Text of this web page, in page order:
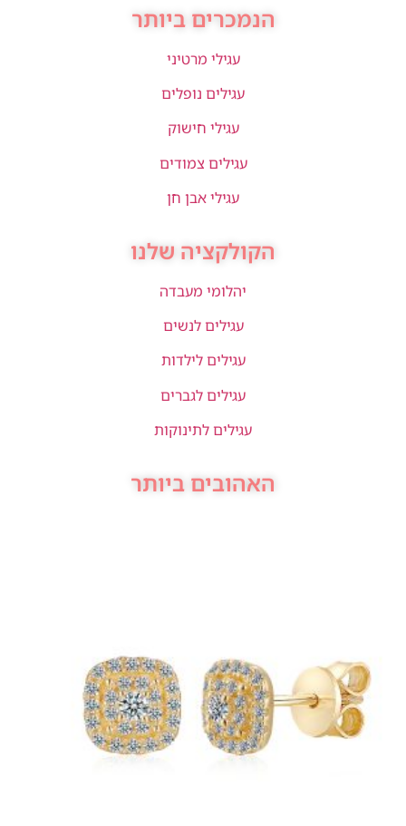
הנמכרים ביותר
עגילי מרטיני
עגילים נופלים
עגילי חישוק
עגילים צמודים
עגילי אבן חן
הקולקציה שלנו
יהלומי מעבדה
עגילים לנשים
עגילים לילדות
עגילים לגברים
עגילים לתינוקות
האהובים ביותר